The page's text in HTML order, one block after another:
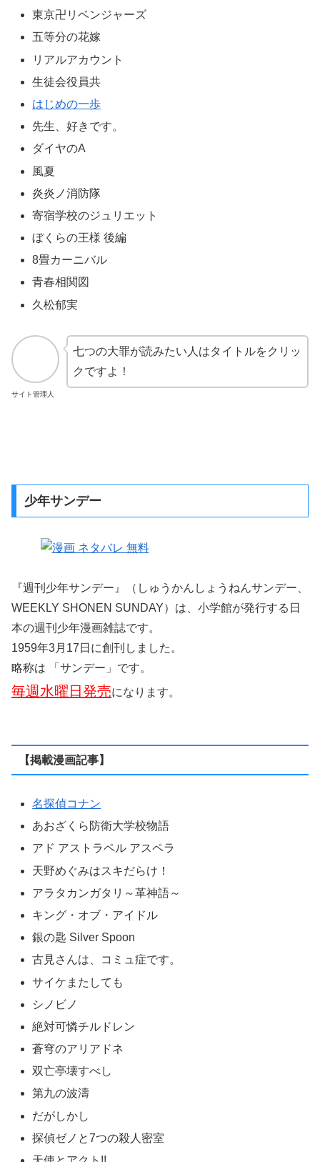
東京卍リベンジャーズ
五等分の花嫁
リアルアカウント
生徒会役員共
はじめの一歩
先生、好きです。
ダイヤのA
風夏
炎炎ノ消防隊
寄宿学校のジュリエット
ぼくらの王様 後編
8畳カーニバル
青春相関図
久松郁実
サイト管理人
七つの大罪が読みたい人はタイトルをクリッ
クですよ！
少年サンデー
『週刊少年サンデー』（しゅうかんしょうねんサンデー、
WEEKLY SHONEN SUNDAY）は、小学館が発行する日
本の週刊少年漫画雑誌です。
略称は 「サンデー」です。
毎週水曜日発売